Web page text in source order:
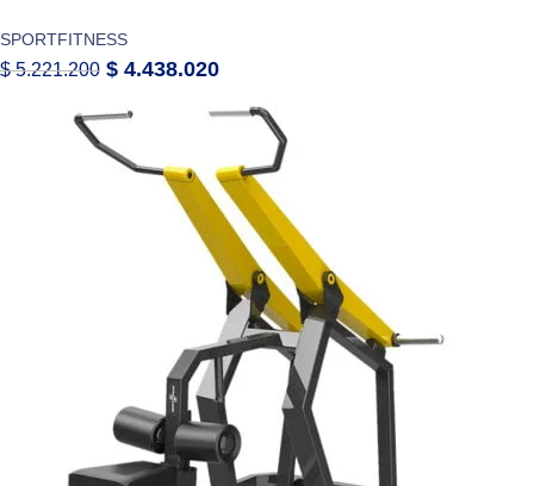
SPORTFITNESS
$5.221.200 $ 4.438.020